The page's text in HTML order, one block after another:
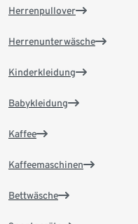
Herrenpullover
Herrenunterwäsche
Kinderkleidung
Babykleidung
Kaffee
Kaffeemaschinen
Bettwäsche